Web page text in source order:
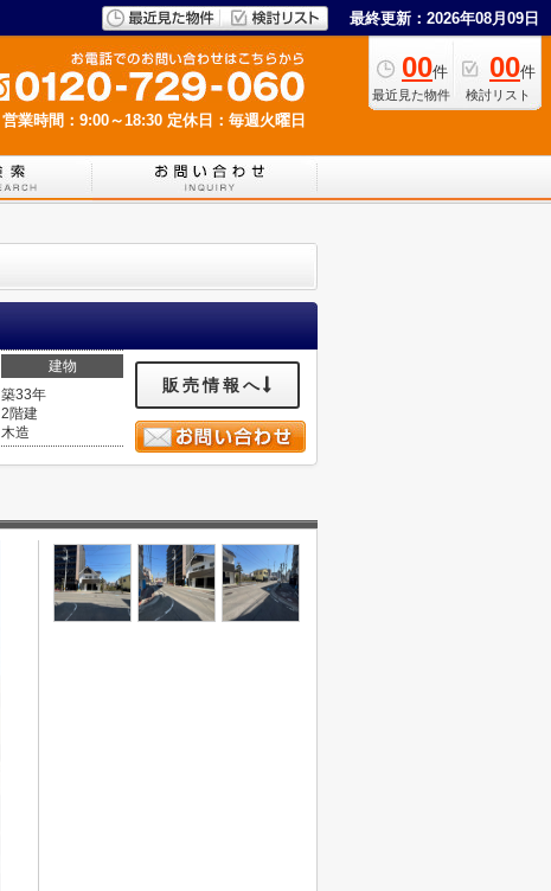
最終更新：2026年08月09日
00件
最近見た物件
00件
検討リスト
営業時間：9:00～18:30 定休日：毎週火曜日
建物
築33年
2階建
木造
販売情報へ